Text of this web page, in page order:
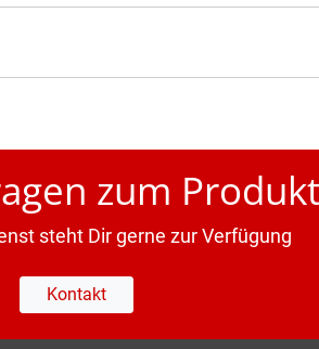
zum
steht Dir gerne zur Verfügung
Kontakt